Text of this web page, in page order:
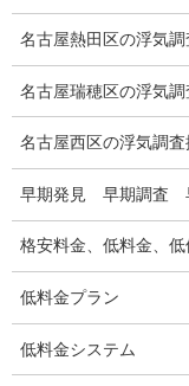
いじめ・子供の虐
別れさせ屋
盗聴調査
盗聴調査料金
盗聴器の種類
ご依頼の注意点
世界の盗聴事情
名古屋熱田区の浮気調
名古屋瑞穂区の浮気
名古屋西区の浮気調査
早期発見 早期調査
格安料金、低料金、
低料金プラン
低料金システム